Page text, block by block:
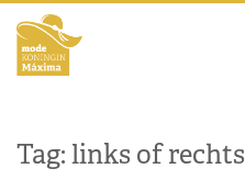
Tag: links of rechts